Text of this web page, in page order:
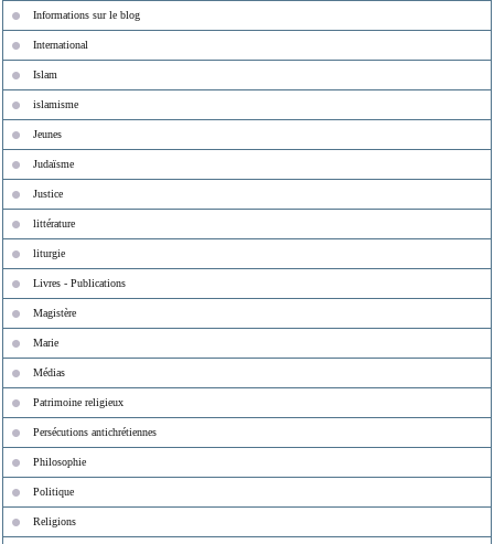
Informations sur le blog
International
Islam
islamisme
Jeunes
Judaïsme
Justice
littérature
liturgie
Livres - Publications
Magistère
Marie
Médias
Patrimoine religieux
Persécutions antichrétiennes
Philosophie
Politique
Religions